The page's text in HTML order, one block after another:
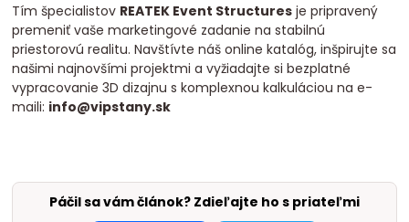
Tím špecialistov REATEK Event Structures je pripravený
premeniť vaše marketingové zadanie na stabilnú
priestorovú realitu. Navštívte náš online katalóg, inšpirujte sa
našimi najnovšími projektmi a vyžiadajte si bezplatné
vypracovanie 3D dizajnu s komplexnou kalkuláciou na e-
maili: info@vipstany.sk
Páčil sa vám článok? Zdieľajte ho s priateľmi